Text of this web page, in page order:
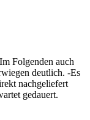
Folgenden auch
deutlich. -Es
nachgeliefert
gedauert.